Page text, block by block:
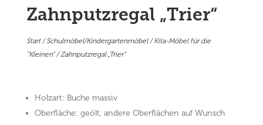
Zahnputzregal „Trier“
Start/Schulmöbel/Kindergartenmöbel/Kita-Möbel für die
"Kleinen"/ Zahnputzregal „Trier“
Holzart: Buche massiv
Oberfläche: geölt, andere Oberflächen auf Wunsch